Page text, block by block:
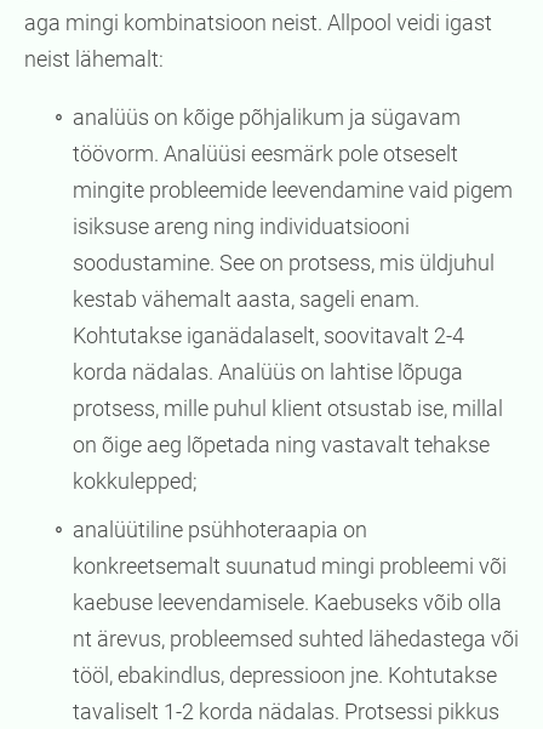
aga mingi kombinatsioon neist. Allpool veidi igast
neist lähemalt:
analüüs on kõige põhjalikum ja sügavam
töövorm. Analüüsi eesmärk pole otseselt
mingite probleemide leevendamine vaid pigem
isiksuse areng ning individuatsiooni
soodustamine. See on protsess, mis üldjuhul
kestab vähemalt aasta, sageli enam.
Kohtutakse iganädalaselt, soovitavalt 2-4
korda nädalas. Analüüs on lahtise lõpuga
protsess, mille puhul klient otsustab ise, millal
on õige aeg lõpetada ning vastavalt tehakse
kokkulepped;
analüütiline psühhoteraapia on
konkreetsemalt suunatud mingi probleemi või
kaebuse leevendamisele. Kaebuseks võib olla
nt ärevus, probleemsed suhted lähedastega või
tööl, ebakindlus, depressioon jne. Kohtutakse
tavaliselt 1-2 korda nädalas. Protsessi pikkus